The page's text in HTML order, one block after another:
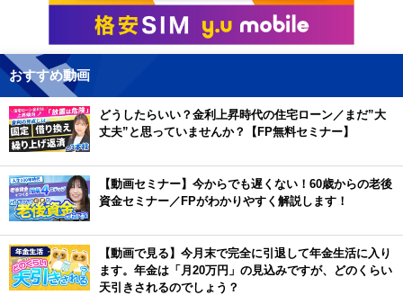
おすすめ動画
どうしたらいい？金利上昇時代の住宅ローン／まだ”大
丈夫”と思っていませんか？【FP無料セミナー】
【動画セミナー】今からでも遅くない！60歳からの老後
資金セミナー／FPがわかりやすく解説します！
【動画で見る】今月末で完全に引退して年金生活に入り
ます。年金は「月20万円」の見込みですが、どのくらい
天引きされるのでしょう？